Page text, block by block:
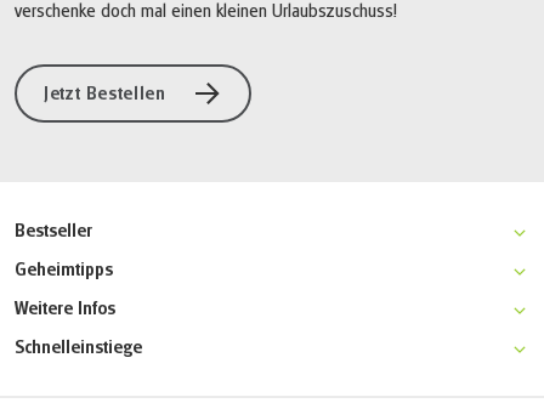
verschenke doch mal einen kleinen Urlaubszuschuss!
Jetzt Bestellen
Bestseller
Stockholm-Kopenhagen Radreise
Stockholm-Uppsala Wanderreise
Gotland Wanderreise
Geheimtipps
Göteborg Multiaktivreise
Pilgern in Norwegen
Weitere Infos
7 Gründe um mit Active Scandinavia zu reisen
Schnelleinstiege